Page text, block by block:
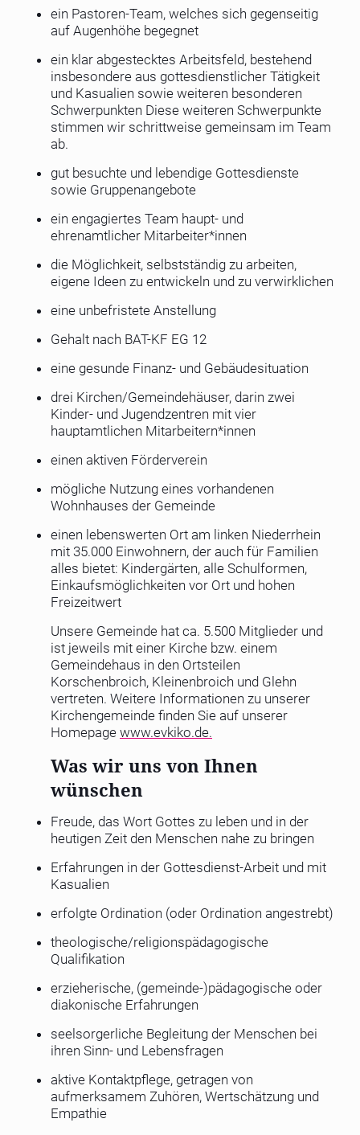
ein Pastoren-Team, welches sich gegenseitig
auf Augenhöhe begegnet
ein klar abgestecktes Arbeitsfeld, bestehend
insbesondere aus gottesdienstlicher Tätigkeit
und Kasualien sowie weiteren besonderen
Schwerpunkten Diese weiteren Schwerpunkte
stimmen wir schrittweise gemeinsam im Team
ab.
gut besuchte und lebendige Gottesdienste
sowie Gruppenangebote
ein engagiertes Team haupt- und
ehrenamtlicher Mitarbeiter*innen
die Möglichkeit, selbstständig zu arbeiten,
eigene Ideen zu entwickeln und zu verwirklichen
eine unbefristete Anstellung
Gehalt nach BAT-KF EG 12
eine gesunde Finanz- und Gebäudesituation
drei Kirchen/Gemeindehäuser, darin zwei
Kinder- und Jugendzentren mit vier
hauptamtlichen Mitarbeitern*innen
einen aktiven Förderverein
mögliche Nutzung eines vorhandenen
Wohnhauses der Gemeinde
einen lebenswerten Ort am linken Niederrhein
mit 35.000 Einwohnern, der auch für Familien
alles bietet: Kindergärten, alle Schulformen,
Einkaufsmöglichkeiten vor Ort und hohen
Freizeitwert
Unsere Gemeinde hat ca. 5.500 Mitglieder und
ist jeweils mit einer Kirche bzw. einem
Gemeindehaus in den Ortsteilen
Korschenbroich, Kleinenbroich und Glehn
vertreten. Weitere Informationen zu unserer
Kirchengemeinde finden Sie auf unserer
Homepage www.evkiko.de.
Was wir uns von Ihnen
wünschen
Freude, das Wort Gottes zu leben und in der
heutigen Zeit den Menschen nahe zu bringen
Erfahrungen in der Gottesdienst-Arbeit und mit
Kasualien
erfolgte Ordination (oder Ordination angestrebt)
theologische/religionspädagogische
Qualifikation
erzieherische, (gemeinde-)pädagogische oder
diakonische Erfahrungen
seelsorgerliche Begleitung der Menschen bei
ihren Sinn- und Lebensfragen
aktive Kontaktpflege, getragen von
aufmerksamem Zuhören, Wertschätzung und
Empathie